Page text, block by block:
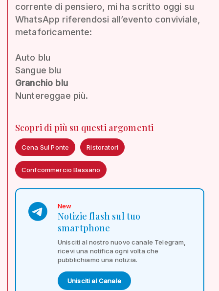
corrente di pensiero, mi ha scritto oggi su
WhatsApp riferendosi all’evento conviviale,
metaforicamente:
Auto blu
Sangue blu
Granchio blu
Nuntereggae più.
Scopri di più su questi argomenti
Cena Sul Ponte Ristoratori
Confcommercio Bassano
New
Notizie flash sul tuo
smartphone
Unisciti al nostro nuovo canale Telegram,
ricevi una notifica ogni volta che
pubblichiamo una notizia.
Unisciti al Canale